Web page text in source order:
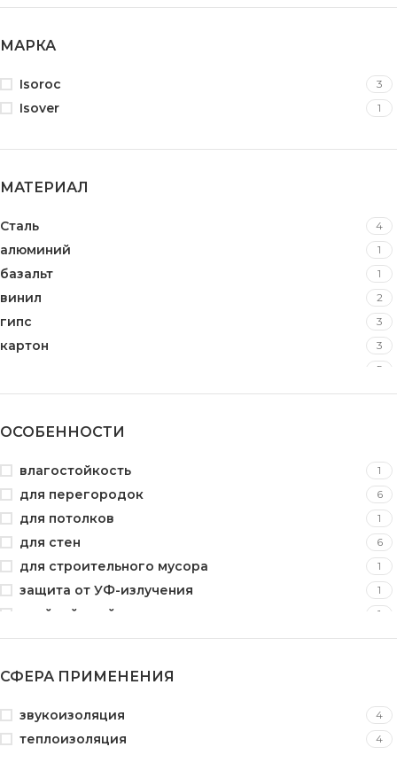
МАРКА
Isoroc 3
Isover 1
МАТЕРИАЛ
Сталь 4
алюминий 1
базальт 1
винил 2
гипс 3
картон 3
5
оцинкованная сталь 37
пластик
полипропилен 1
полиэтилен 12
стекловолокно 1
флизилин 2
экструдированный пенополистирол (XPS) 4
ОСОБЕННОСТИ
влагостойкость 1
для перегородок 6
для потолков 1
для стен 6
для строительного мусора 1
защита от УФ-излучения 1
клейкий слой 1
оцинкованный 1
с замком
теплоизоляция 1
УФ-защита 3
СФЕРА ПРИМЕНЕНИЯ
звукоизоляция 4
теплоизоляция 4